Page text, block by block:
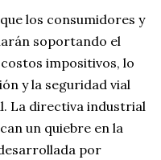
los consumidores y
soportando el
impositivos, lo
y la seguridad vial
La directiva industrial
un quiebre en la
por